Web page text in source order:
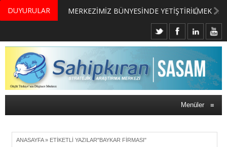
DUYURULAR MERKEZİMİZ BÜNYESİNDE YETİŞTİRİLMEK ÜZERE GÖNÜLLÜ ÜLKE MASASI UZMANI VE UZMAN ADAYLARI ARIYORUZ
Menüler ≡
ANASAYFA» ETIKETLI YAZILAR"BAYKAR FIRMASI"